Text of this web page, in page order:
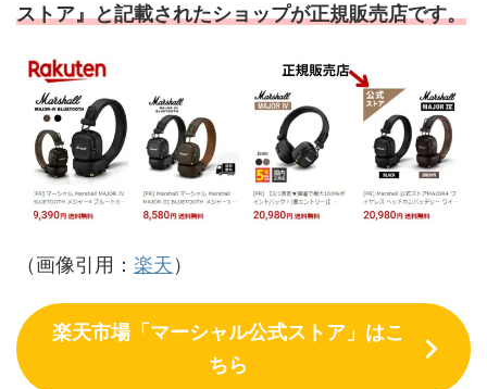
ストア』と記載されたショップが正規販売店です。
（画像引用： 楽天）
楽天市場「マーシャル公式ストア」はこ
ちら